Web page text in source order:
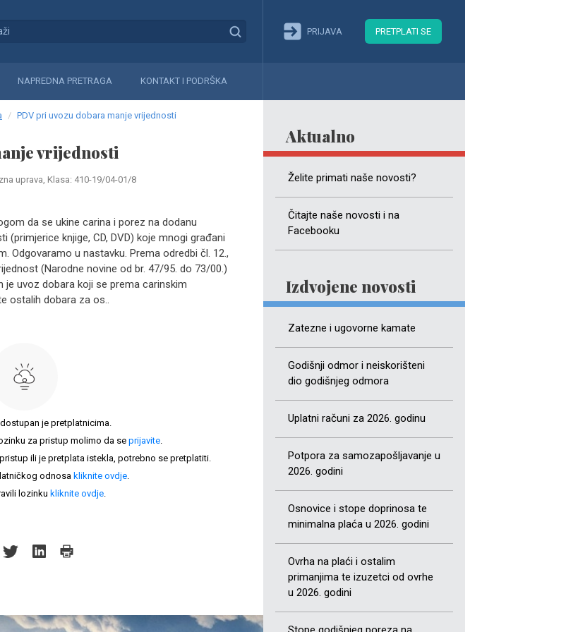
PRIJAVA PRETPLATI SE
NAPREDNA PRETRAGA KONTAKT I PODRŠKA
Aktualno
Želite primati naše novosti?
Čitajte naše novosti i na
Facebooku
Izdvojene novosti
Zatezne i ugovorne kamate
Godišnji odmor i neiskorišteni
dio godišnjeg odmora
Uplatni računi za 2026. godinu
Potpora za samozapošljavanje u
2026. godini
Osnovice i stope doprinosa te
minimalna plaća u 2026. godini
Ovrha na plaći i ostalim
primanjima te izuzetci od ovrhe
u 2026. godini
PDV pri uvozu dobara manje vrijednosti
vrijednosti
uprava, Klasa: 410-19/04-01/8
da se ukine carina i porez na dodanu
knjige, CD, DVD) koje mnogi građani
Odgovaramo u nastavku. Prema odredbi čl. 12.,
(Narodne novine od br. 47/95. do 73/00.)
uvoz dobara koji se prema carinskim
ostalih dobara za os..
je pretplatnicima.
za pristup molimo da seprijavite.
ili je pretplata istekla, potrebno se pretplatiti.
odnosa kliknite ovdje.
lozinku kliknite ovdje.